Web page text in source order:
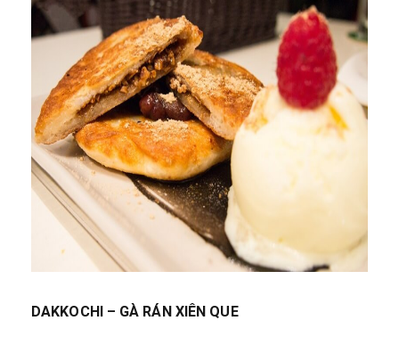
DAKKOCHI – GÀ RÁN XIÊN QUE